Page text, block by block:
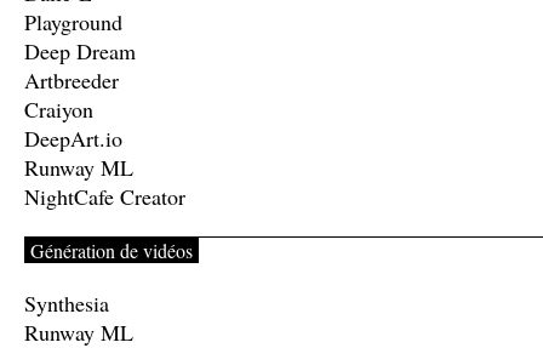
Playground
Deep Dream
Artbreeder
Craiyon
DeepArt.io
Runway ML
NightCafe Creator
Génération de vidéos
Synthesia
Runway ML